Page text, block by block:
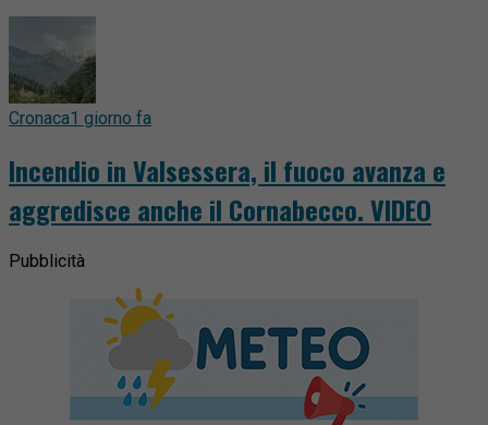
Cronaca1 giorno fa
Incendio in Valsessera, il fuoco avanza e
aggredisce anche il Cornabecco. VIDEO
Pubblicità